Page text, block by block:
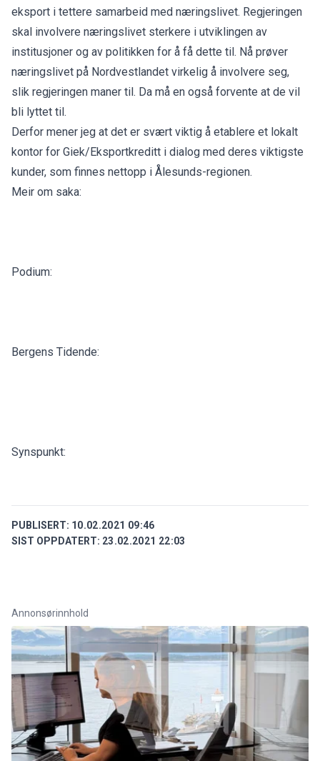
eksport i tettere samarbeid med næringslivet. Regjeringen
skal involvere næringslivet sterkere i utviklingen av
institusjoner og av politikken for å få dette til. Nå prøver
næringslivet på Nordvestlandet virkelig å involvere seg,
slik regjeringen maner til. Da må en også forvente at de vil
bli lyttet til.
Derfor mener jeg at det er svært viktig å etablere et lokalt
kontor for Giek/Eksportkreditt i dialog med deres viktigste
kunder, som finnes nettopp i Ålesunds-regionen.
Meir om saka:
Podium:
Bergens Tidende:
Synspunkt:
PUBLISERT: 10.02.2021 09:46
SIST OPPDATERT: 23.02.2021 22:03
Annonsørinnhold